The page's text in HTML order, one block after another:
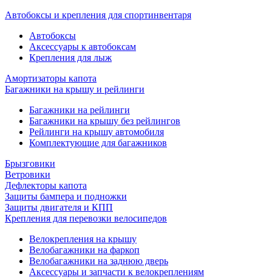
Автобоксы и крепления для спортинвентаря
Автобоксы
Аксессуары к автобоксам
Крепления для лыж
Амортизаторы капота
Багажники на крышу и рейлинги
Багажники на рейлинги
Багажники на крышу без рейлингов
Рейлинги на крышу автомобиля
Комплектующие для багажников
Брызговики
Ветровики
Дефлекторы капота
Защиты бампера и подножки
Защиты двигателя и КПП
Крепления для перевозки велосипедов
Велокрепления на крышу
Велобагажники на фаркоп
Велобагажники на заднюю дверь
Аксессуары и запчасти к велокреплениям